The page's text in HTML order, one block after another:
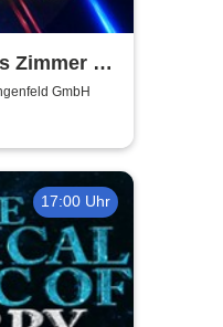
Zimmer &
of Film
GmbH
17:00 Uhr